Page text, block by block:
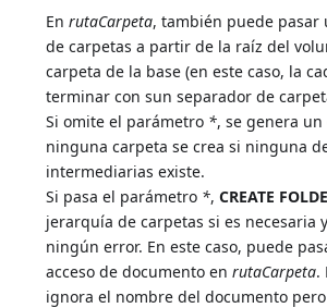
EnrutaCarpeta, también puede pasar
de carpetas a partir de la raíz del
carpeta de la base (en este caso, la
terminar con sun separador de
Si omite el parámetro *, se genera
ninguna carpeta se crea si ninguna
intermediarias existe.
Si pasa el parámetro *,CREATE
jerarquía de carpetas si es necesaria
ningún error. En este caso, puede
acceso de documento enrutaCarpeta.
ignora el nombre del documento